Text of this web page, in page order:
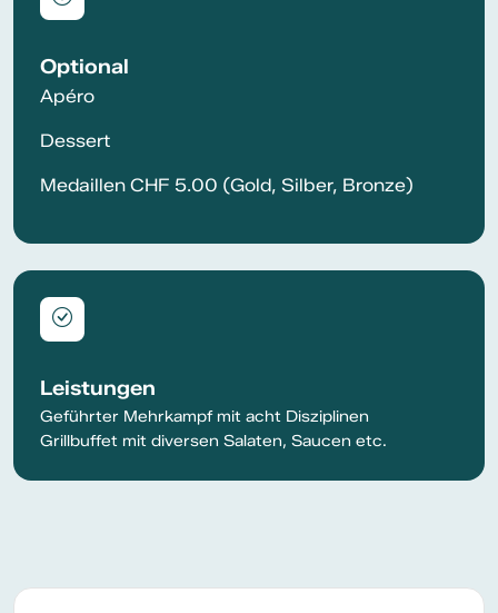
Optional
Apéro
Dessert
Medaillen CHF 5.00 (Gold, Silber, Bronze)
Leistungen
Geführter Mehrkampf mit acht Disziplinen
Grillbuffet mit diversen Salaten, Saucen etc.